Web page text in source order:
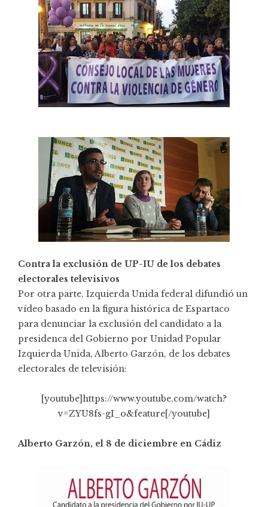
Contra la exclusión de UP-IU de los debates
electorales televisivos
Por otra parte, Izquierda Unida federal difundió un
vídeo basado en la figura histórica de Espartaco
para denunciar la exclusión del candidato a la
presidenca del Gobierno por Unidad Popular
Izquierda Unida,Alberto Garzón, de los debates
electorales de televisión:
[youtube]https://www.youtube.com/watch?
v=ZYU8fs-gI_o&feature[/youtube]
Alberto Garzón, el 8 de diciembre en Cádiz